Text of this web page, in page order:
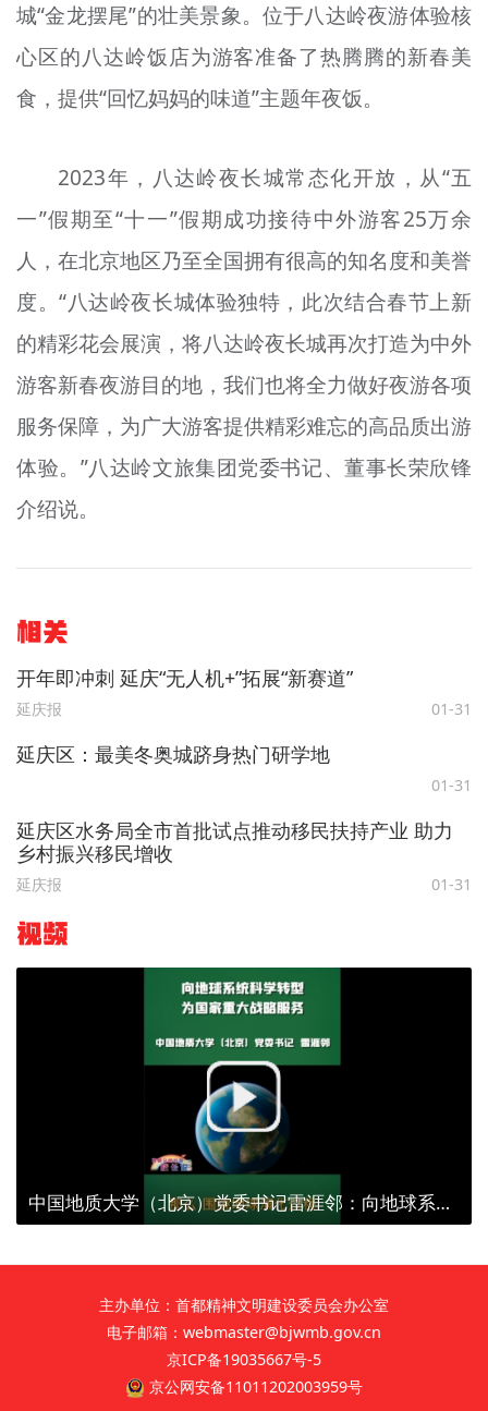
城“金龙摆尾”的壮美景象。位于八达岭夜游体验核
心区的八达岭饭店为游客准备了热腾腾的新春美
食，提供“回忆妈妈的味道”主题年夜饭。
2023年，八达岭夜长城常态化开放，从“五
一”假期至“十一”假期成功接待中外游客25万余
人，在北京地区乃至全国拥有很高的知名度和美誉
度。“八达岭夜长城体验独特，此次结合春节上新
的精彩花会展演，将八达岭夜长城再次打造为中外
游客新春夜游目的地，我们也将全力做好夜游各项
服务保障，为广大游客提供精彩难忘的高品质出游
体验。”八达岭文旅集团党委书记、董事长荣欣锋
介绍说。
相关
开年即冲刺 延庆“无人机+”拓展“新赛道”
延庆报 01-31
延庆区：最美冬奥城跻身热门研学地
01-31
延庆区水务局全市首批试点推动移民扶持产业 助力
乡村振兴移民增收
延庆报 01-31
视频
中国地质大学（北京）党委书记雷涯邻：向地球系统科学转型 为国家重大战略服务
主办单位：首都精神文明建设委员会办公室
电子邮箱：webmaster@bjwmb.gov.cn
京ICP备19035667号-5
京公网安备11011202003959号